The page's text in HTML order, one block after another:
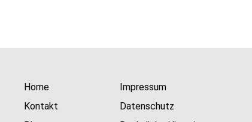
Home
Kontakt
Impressum
Datenschutz